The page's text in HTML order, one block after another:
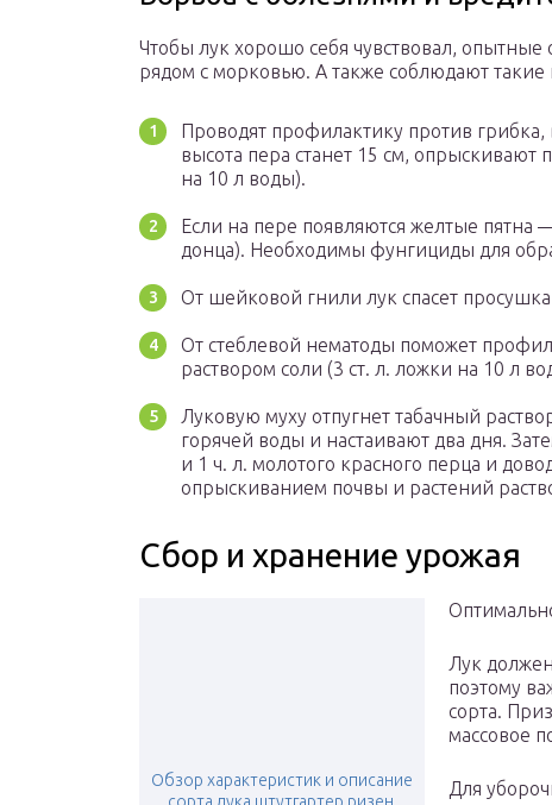
Чтобы лук хорошо себя чувствовал, опытные
рядом с морковью. А также соблюдают такие
Проводят профилактику против грибка,
высота пера станет 15 см, опрыскивают
на 10 л воды).
Если на пере появляются желтые пятна
донца). Необходимы фунгициды для
От шейковой гнили лук спасет
От стеблевой нематоды поможет
раствором соли (3 ст. л. ложки на 10 л
Луковую муху отпугнет табачный
горячей воды и настаивают два дня.
и 1 ч. л. молотого красного перца и
опрыскиванием почвы и растений
Сбор и хранение урожая
Обзор характеристик и описание
Лук
поэтому
сорта.
массовое
Для